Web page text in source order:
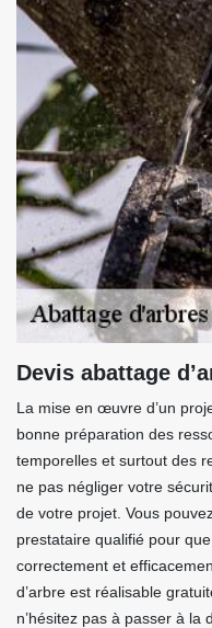
Devis abattage
La mise en œuvre d’un
bonne préparation des
temporelles et surtout des
ne pas négliger votre
de votre projet. Vous
prestataire qualifié pour
correctement et
d’arbre est réalisable
n’hésitez pas à passer à